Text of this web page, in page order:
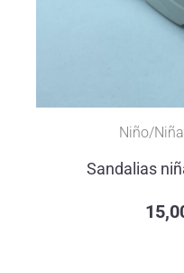
Niño/Niña
Sandalias